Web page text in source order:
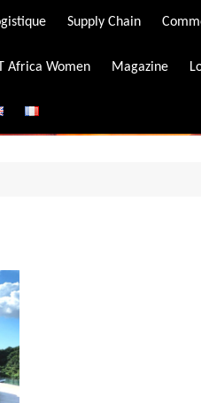
Supply Chain
Africa Women Magazine